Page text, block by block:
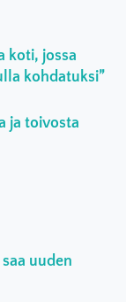
koti, jossa
kohdatuksi”
ja toivosta
uuden